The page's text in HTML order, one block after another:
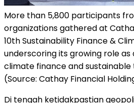
More than 5,800 participants
organizations gathered at
10th Sustainability Finance &
underscoring its growing role
climate finance and sustainable
(Source: Cathay Financial
Di tengah ketidakpastian